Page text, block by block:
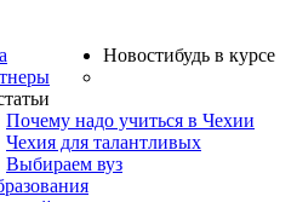
Новостибудь в курсе
Почему надо учиться в Чехии
Чехия для талантливых
Выбираем вуз